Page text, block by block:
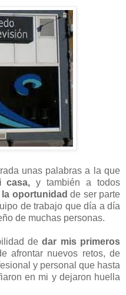
unas palabras a la que
casa, y también a todos
oportunidad de ser parte
de trabajo que día a día
de muchas personas.
dedar mis primeros
afrontar nuevos retos, de
y personal que hasta
en mi y dejaron huella